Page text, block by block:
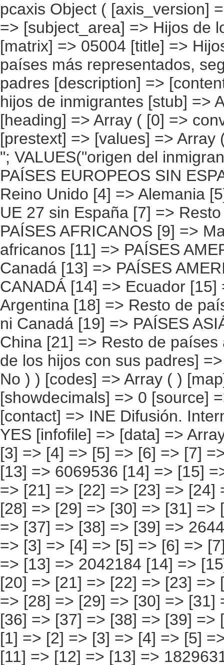
pcaxis Object ( [axis_version] => [creation_date] => 20080709 [note] => [subject_area] => Hijos de los inmigrantes [subject_code] => 05 [matrix] => 05004 [title] => Hijos de inmigrantes, por continentes y países más representados, según convivencia de los hijos con sus padres [description] => [contents] => Hijos de inmigrantes [units] => hijos de inmigrantes [stub] => Array ( [0] => origen del inmigrante ) [heading] => Array ( [0] => convivencia de los hijos con sus padres ) [prestext] => [values] => Array ( [:www.ine.es tel: " "+34 91 5839100 "; VALUES("origen del inmigrante] => Array ( [0] => Total [1] => PAÍSES EUROPEOS SIN ESPAÑA [2] => UE 27 SIN ESPAÑA [3] => Reino Unido [4] => Alemania [5] => Rumanía y Bulgaria [6] => Resto UE 27 sin España [7] => Resto países europeos sin España [8] => PAÍSES AFRICANOS [9] => Marruecos [10] => Resto de países africanos [11] => PAÍSES AMERICANOS [12] => Estados Unidos y Canadá [13] => PAÍSES AMERICANOS SIN ESTADOS UNIDOS NI CANADÁ [14] => Ecuador [15] => Colombia [16] => Bolivia [17] => Argentina [18] => Resto de países americanos sin Estados Unidos ni Canadá [19] => PAÍSES ASIÁTICOS Y DE OCEANÍA [20] => China [21] => Resto de países asiáticos y de Oceanía ) [convivencia de los hijos con sus padres] => Array ( [0] => Total [1] => Sí [2] => No ) ) [codes] => Array ( ) [map] => Array ( ) [decimals] => 0 [showdecimals] => 0 [source] => Instituto Nacional de Estadística [contact] => INE Difusión. Internet: www.ine.es/infoine [copyright] => YES [infofile] => [data] => Array ( [0] => Array ( [0] =>